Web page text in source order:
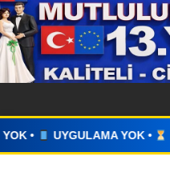
• ZAMAN KAYBI YOK •